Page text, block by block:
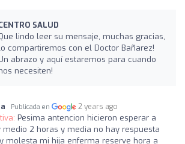
SALUD
lindo leer su mensaje, muchas gracias,
compartiremos con el Doctor Bañarez!
abrazo y aquí estaremos para cuando
necesiten!
Publicada en 2 years ago
Pesima antencion hicieron esperar a
medio 2 horas y media no hay respuesta
molesta mi hija enferma reserve hora a